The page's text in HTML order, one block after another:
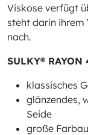
Viskose verfügt
steht darin ihrem
nach.
SULKY®
klassisches
glänzendes,
Seide
große